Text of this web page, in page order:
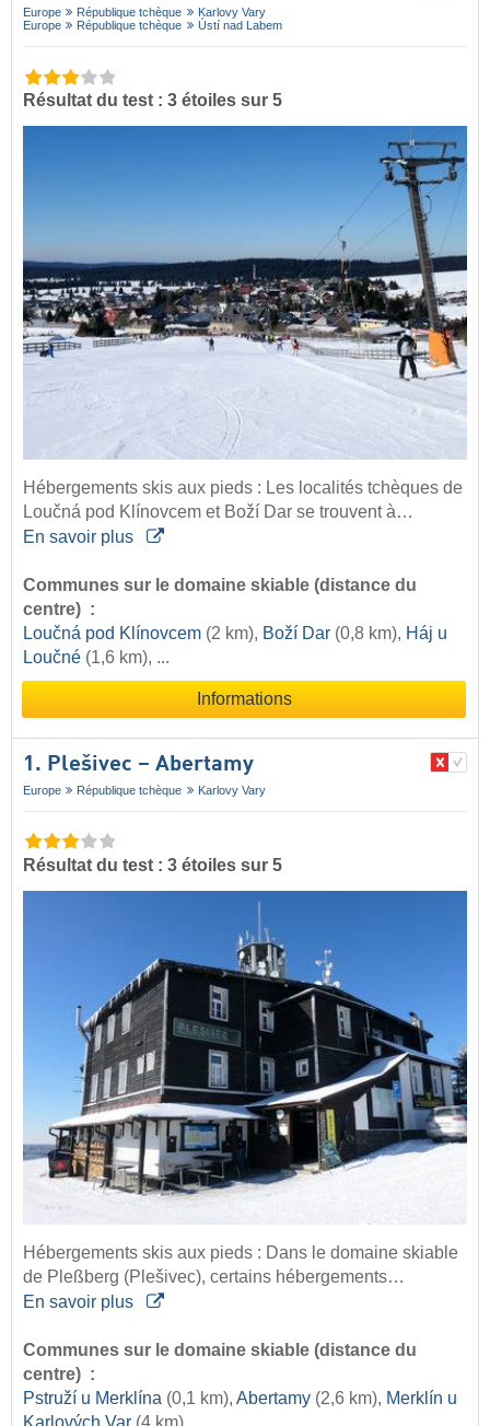
Europe République tchèque
Karlovy Vary
Europe
République tchèque Ústí nad Labem
Résultat du test : 3 étoiles sur 5
Hébergements skis aux pieds : Les localités tchèques de
Loučná pod Klínovcem et Boží Dar se trouvent à…
En savoir plus
Communes sur le domaine skiable (distance du
centre) :
Loučná pod Klínovcem (2 km), Boží Dar (0,8 km), Háj u
Loučné (1,6 km), ...
Informations
1. Plešivec – Abertamy
Europe République tchèque Karlovy Vary
Résultat du test : 3 étoiles sur 5
Hébergements skis aux pieds : Dans le domaine skiable
de Pleßberg (Plešivec), certains hébergements…
En savoir plus
Communes sur le domaine skiable (distance du
centre) :
Pstruží u Merklína (0,1 km), Abertamy (2,6 km), Merklín u
Karlových Var (4 km) ...